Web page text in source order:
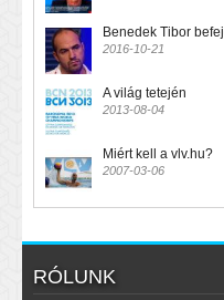
Benedek Tibor
2016-10-21
A világ tetején
2013-08-04
Miért kell a vlv.hu?
2007-03-06
RÓLUNK